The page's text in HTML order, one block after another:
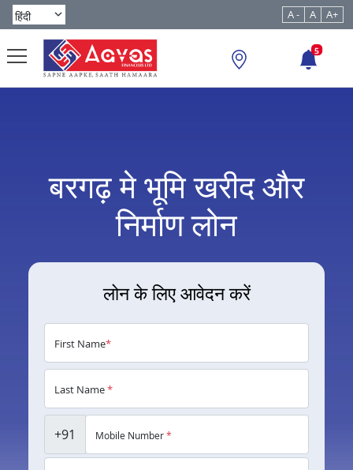
A - A A+
5
बरगढ़ मे भूमि खरीद और
निर्माण लोन
लोन के लिए आवेदन करें
First Name*
Last Name*
+91 Mobile Number*